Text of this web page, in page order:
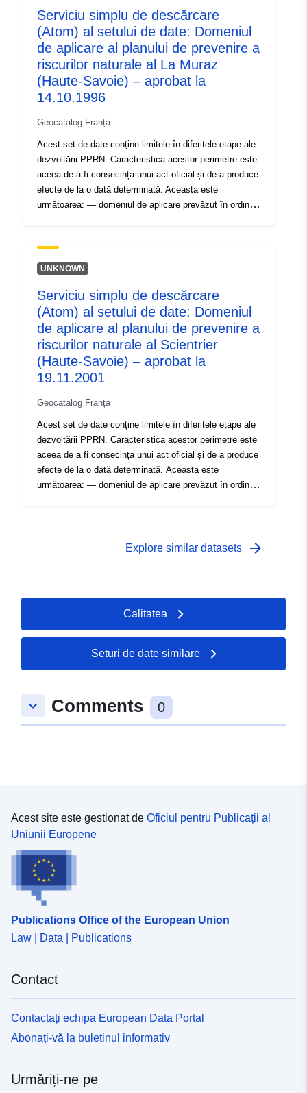
domeniul de aplicare al studiului care corespunde
anvelopei în care au fost studiate pericolele.
Serviciu simplu de descărcare
(Atom) al setului de date: Domeniul
de aplicare al planului de prevenire a
riscurilor naturale al La Muraz
(Haute-Savoie) – aprobat la
14.10.1996
Geocatalog Franța
Acest set de date conține limitele în diferitele etape ale
dezvoltării PPRN. Caracteristica acestor perimetre este
aceea de a fi consecința unui act oficial și de a produce
efecte de la o dată determinată. Aceasta este
următoarea: — domeniul de aplicare prevăzut în ordinul
domeniului de aplicare reglementat de PPR aprobat.
Acest perimetru aprobat este un serviciu de utilitate
domeniul de aplicare al studiului care corespunde
anvelopei în care au fost studiate pericolele.
UNKNOWN
Serviciu simplu de descărcare
(Atom) al setului de date: Domeniul
de aplicare al planului de prevenire a
riscurilor naturale al Scientrier
(Haute-Savoie) – aprobat la
19.11.2001
Geocatalog Franța
Acest set de date conține limitele în diferitele etape ale
dezvoltării PPRN. Caracteristica acestor perimetre este
aceea de a fi consecința unui act oficial și de a produce
efecte de la o dată determinată. Aceasta este
următoarea: — domeniul de aplicare prevăzut în ordinul
Acest perimetru aprobat este un serviciu de utilitate
Explore similar datasets arrow_forward
Calitatea
Seturi de date similare
keyboard_arrow_down Comments 0
Acest site este gestionat de Oficiul pentru Publicații al
Uniunii Europene
Publications Office of the European Union
Law | Data | Publications
Contact
Contactați echipa European Data Portal
Abonați-vă la buletinul informativ
Urmăriți-ne pe